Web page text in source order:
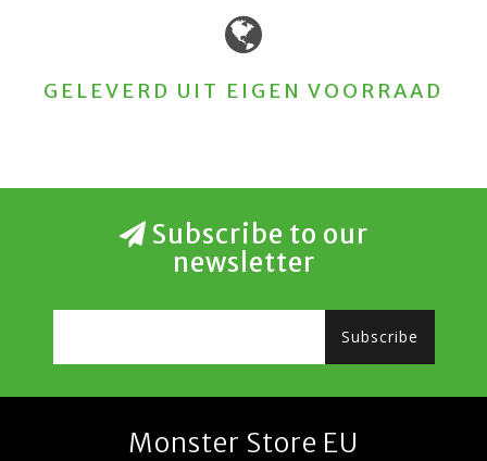
GELEVERD UIT EIGEN VOORRAAD
Subscribe to our
newsletter
Subscribe
Monster Store EU